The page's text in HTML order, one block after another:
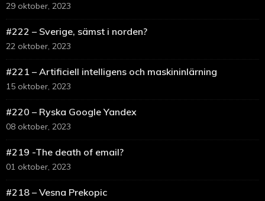
29 oktober, 2023
#222 – Sverige, sämst i norden?
22 oktober, 2023
#221 – Artificiell intelligens och maskininlärning
15 oktober, 2023
#220 – Ryska Google Yandex
08 oktober, 2023
#219 -The death of email?
01 oktober, 2023
#218 – Vesna Prekopic